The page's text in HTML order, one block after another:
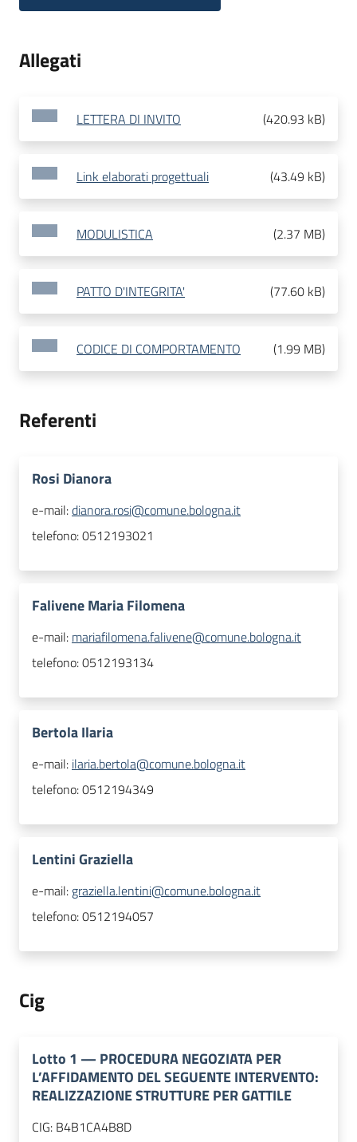
Allegati
LETTERA DI INVITO (420.93 kB)
Link elaborati progettuali (43.49 kB)
MODULISTICA (2.37 MB)
PATTO D'INTEGRITA' (77.60 kB)
CODICE DI COMPORTAMENTO (1.99 MB)
Referenti
Rosi Dianora
e-mail:dianora.rosi@comune.bologna.it
telefono:0512193021
Falivene Maria Filomena
e-mail: mariafilomena.falivene@comune.bologna.it
telefono:0512193134
Bertola Ilaria
e-mail: ilaria.bertola@comune.bologna.it
telefono:0512194349
Lentini Graziella
e-mail: graziella.lentini@comune.bologna.it
telefono:0512194057
Cig
Lotto 1 — PROCEDURA NEGOZIATA PER
L’AFFIDAMENTO DEL SEGUENTE INTERVENTO:
REALIZZAZIONE STRUTTURE PER GATTILE
CIG: B4B1CA4B8D